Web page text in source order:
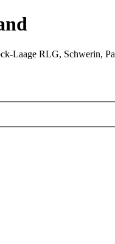
Laage RLG, Schwerin,